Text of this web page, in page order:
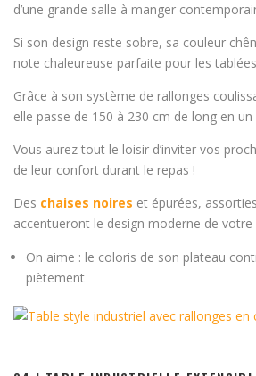
d’une grande salle à manger
Si son design reste sobre, sa couleur
note chaleureuse parfaite pour les
Grâce à son système de rallonges
elle passe de 150 à 230 cm de long en un
Vous aurez tout le loisir d’inviter vos
de leur confort durant le repas !
Des chaises noires et épurées,
accentueront le design moderne de votre
On aime : le coloris de son plateau
piètement